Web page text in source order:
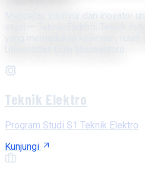
Mencetak insinyur dan inovator
studi — Teknik Elektro, Teknik
Teknik Elektro
Program Studi S1 Teknik Elektro
Kunjungi